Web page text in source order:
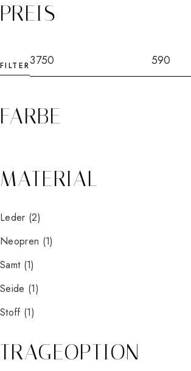
PREIS
FILTER
FARBE
MATERIAL
Leder (2)
Neopren (1)
Samt (1)
Seide (1)
Stoff (1)
TRAGEOPTION